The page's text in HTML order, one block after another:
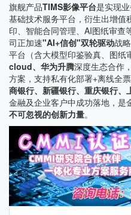
旗舰产品TIMS影像平台是实现
基础技术服务平台，衍生出增值
印、智能合同管理、AI图纸审
司正加速"AI+信创"双轮驱动战
平台（含大模型印鉴验真、图纸
cloud、华为升腾深度生态合作
方案，支持私有化部署+离线全
商银行、新疆银行、重庆银行、
金融及企业客户中成功落地，是
不可忽视的创新力量。